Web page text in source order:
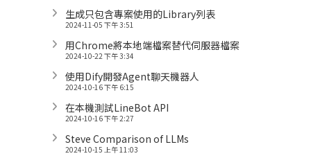
生成只包含專案使用的Library列表
2024-11-05 下午 3:51
用Chrome將本地端檔案替代伺服器檔案
2024-10-22 下午 3:34
使用Dify開發Agent聊天機器人
2024-10-16 下午 6:15
在本機測試LineBot API
2024-10-16 下午 2:27
Steve Comparison of LLMs
2024-10-15 上午 11:03